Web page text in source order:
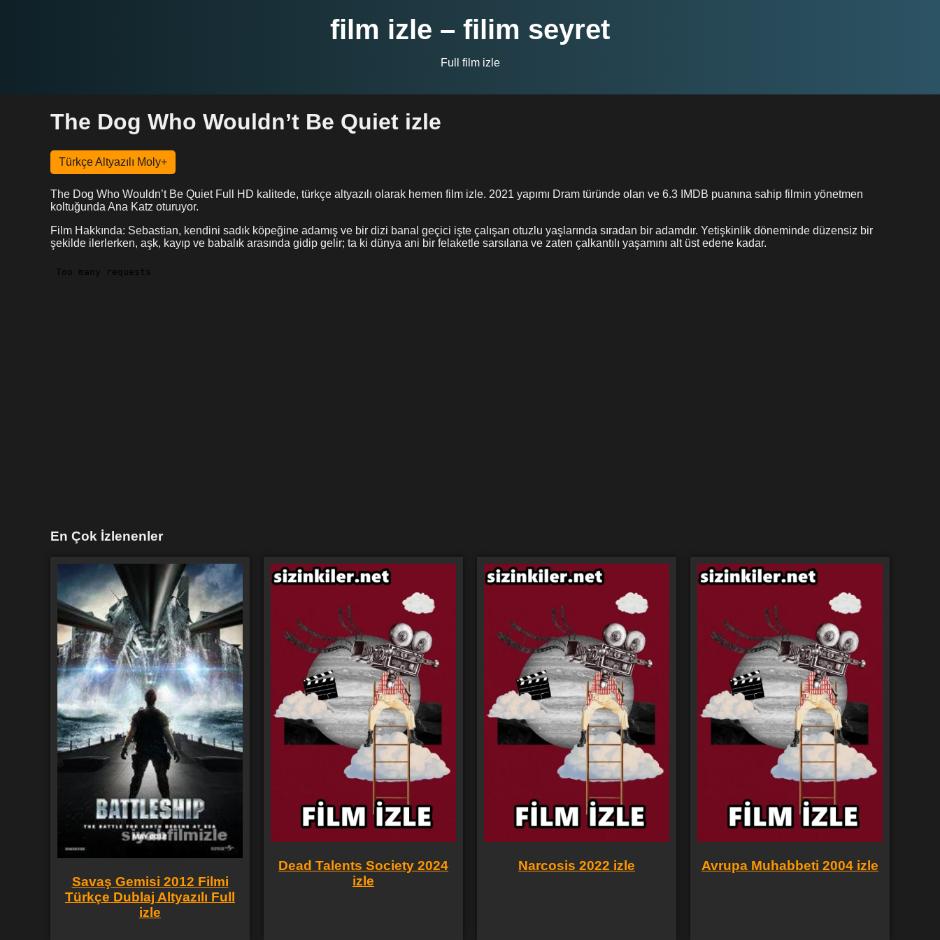
film izle – filim seyret
Full film izle
The Dog Who Wouldn’t Be Quiet izle
Türkçe Altyazılı Moly+
The Dog Who Wouldn’t Be Quiet Full HD kalitede, türkçe altyazılı olarak hemen film izle. 2021 yapımı Dram türünde olan ve 6.3 IMDB puanına sahip filmin yönetmen
koltuğunda Ana Katz oturuyor.
Film Hakkında: Sebastian, kendini sadık köpeğine adamış ve bir dizi banal geçici işte çalışan otuzlu yaşlarında sıradan bir adamdır. Yetişkinlik döneminde düzensiz bir
şekilde ilerlerken, aşk, kayıp ve babalık arasında gidip gelir; ta ki dünya ani bir felaketle sarsılana ve zaten çalkantılı yaşamını alt üst edene kadar.
En Çok İzlenenler
Savaş Gemisi 2012 Filmi
Türkçe Dublaj Altyazılı Full
izle
Dead Talents Society 2024
izle
Narcosis 2022 izle Avrupa Muhabbeti 2004 izle